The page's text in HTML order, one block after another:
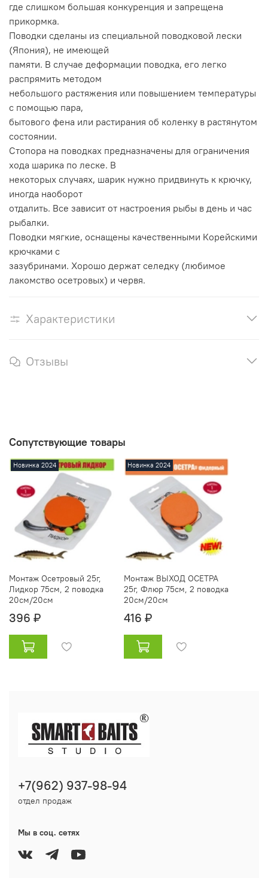
где слишком большая конкуренция и запрещена
прикормка.
Поводки сделаны из специальной поводковой лески
(Япония), не имеющей
памяти. В случае деформации поводка, его легко
распрямить методом
небольшого растяжения или повышением температуры
с помощью пара,
бытового фена или растирания об коленку в растянутом
состоянии.
Стопора на поводках предназначены для ограничения
хода шарика по леске. В
некоторых случаях, шарик нужно придвинуть к крючку,
иногда наоборот
отдалить. Все зависит от настроения рыбы в день и час
рыбалки.
Поводки мягкие, оснащены качественными Корейскими
крючками с
зазубринами. Хорошо держат селедку (любимое
лакомство осетровых) и червя.
Характеристики
Отзывы
Сопутствующие товары
Новинка 2024
Монтаж Осетровый 25г,
Лидкор 75см, 2 поводка
20см/20см
396 ₽
Новинка 2024
Монтаж ВЫХОД ОСЕТРА
25г, Флюр 75см, 2 поводка
20см/20см
416 ₽
+7(962) 937-98-94
отдел продаж
Мы в соц. сетях